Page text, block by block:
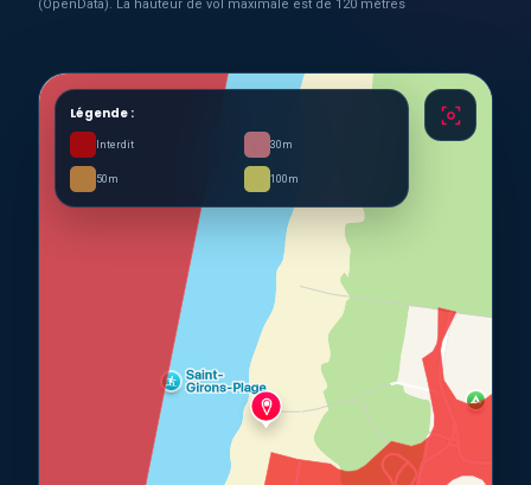
(OpenData). La hauteur de vol maximale est de 120 mètres
Légende :
Interdit 30m
50m 100m